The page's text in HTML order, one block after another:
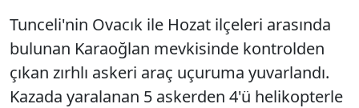
Tunceli'nin Ovacık ile Hozat ilçeleri arasında
bulunan Karaoğlan mevkisinde kontrolden
çıkan zırhlı askeri araç uçuruma yuvarlandı.
Kazada yaralanan 5 askerden 4'ü helikopterle